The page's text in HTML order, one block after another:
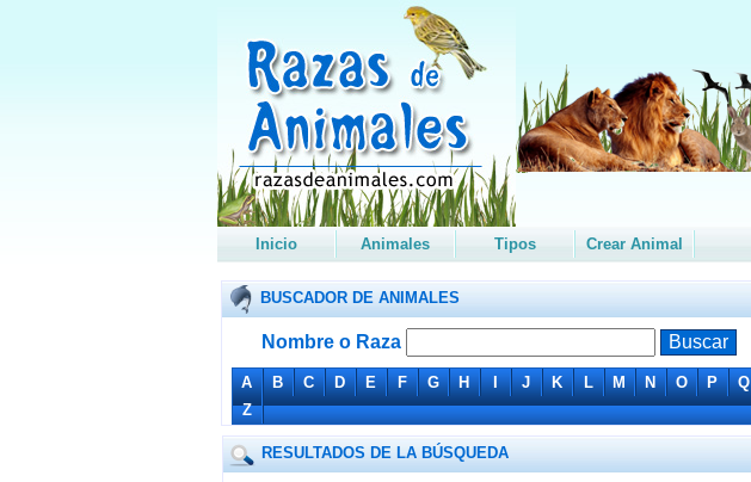
Inicio Animales Tipos Crear Animal
BUSCADOR DE ANIMALES
Nombre o Raza
A B C D E F G H I J K L M N O P Q
Z
RESULTADOS DE LA BÚSQUEDA